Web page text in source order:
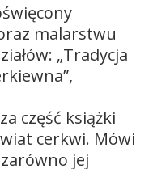
malarstwu
„Tradycja
część książki
cerkwi. Mówi
jej